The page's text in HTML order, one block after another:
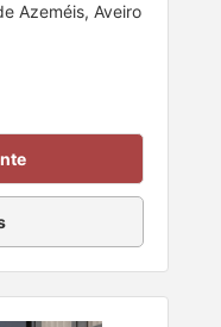
Azeméis, Aveiro